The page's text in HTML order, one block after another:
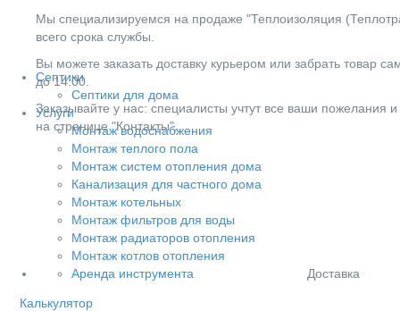
Септики
Септики для дома
Услуги
Монтаж водоснабжения
Монтаж теплого пола
Монтаж систем отопления дома
Канализация для частного дома
Монтаж котельных
Монтаж фильтров для воды
Монтаж радиаторов отопления
Монтаж котлов отопления
Аренда инструмента
Калькулятор
Мы специализируемся на продаже "Теплоизоляция
всего срока службы.
Вы можете заказать доставку курьером или забрать товар
до 14:00.
Заказывайте у нас: специалисты учтут все ваши
на странице "Контакты".
Доставка